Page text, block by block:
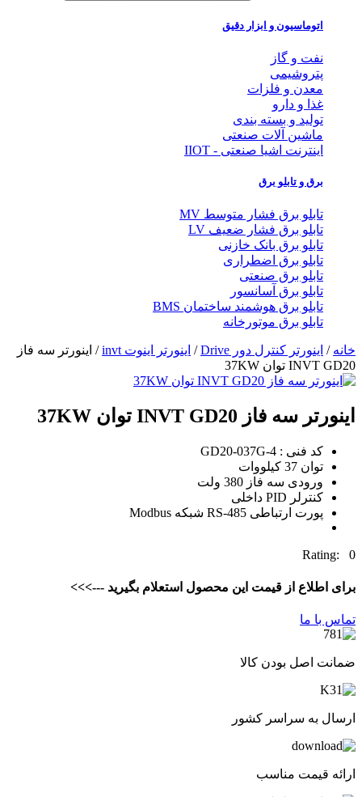
اتوماسیون و ابزار دقیق
نفت و گاز
پتروشیمی
معدن و فلزات
غذا و دارو
تولید و بسته بندی
ماشین آلات صنعتی
اینترنت اشیا صنعتی - IIOT
برق و تابلو برق
تابلو برق فشار متوسط MV
تابلو برق فشار ضعیف LV
تابلو برق بانک خازنی
تابلو برق اضطراری
تابلو برق صنعتی
تابلو برق آسانسور
تابلو برق هوشمند ساختمان BMS
تابلو برق موتورخانه
خانه / اینورتر کنترل دور Drive / اینورتر اینوت invt
/ اينورتر سه فاز
INVT GD20 توان 37KW
اينورتر سه فاز INVT GD20 توان 37KW
کد فنی : GD20-037G-4
توان 37 کیلووات
ورودی سه فاز 380 ولت
کنترلر PID داخلی
پورت ارتباطی RS-485 شبکه Modbus
Rating: 0
برای اطلاع از قیمت این محصول استعلام بگیرید --->>>
تماس با ما
ضمانت اصل بودن کالا
ارسال به سراسر کشور
ارائه قیمت مناسب